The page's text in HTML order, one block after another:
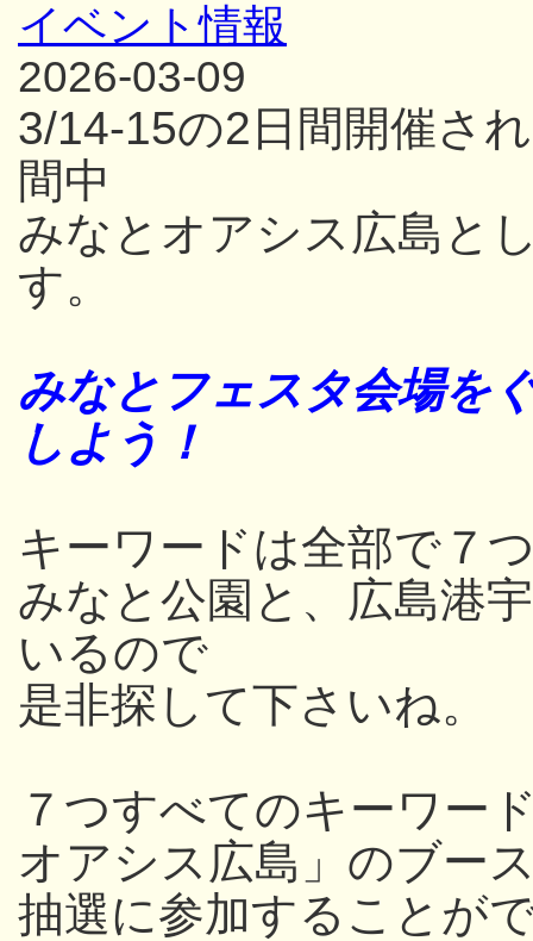
イベント情報
2026-03-09
3/14-15の2日間開催さ
間中
みなとオアシス広島と
す。
みなとフェスタ会場を
しよう！
キーワードは全部
みなと公園と、広島港
いるので
是非探して下さいね。
７つすべてのキーワー
オアシス広島」のブー
抽選に参加することが